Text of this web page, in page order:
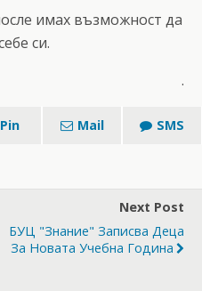
имах възможност да
си.
.
Pin Mail SMS
Next Post
БУЦ "Знание" Записва Деца
За Новата Учебна Година